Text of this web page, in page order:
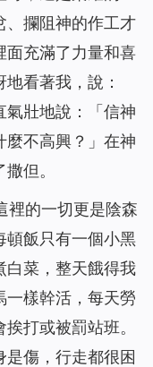
、攔阻神的作工才
面充滿了力量和喜
看著我，說：
氣壯地說：「信神
麼不高興？」在神
但。
裡的一切更是陰森
頓飯只有一個小黑
白菜，整天餓得我
一樣幹活，每天勞
打或被罰站班。
傷，行走都很困